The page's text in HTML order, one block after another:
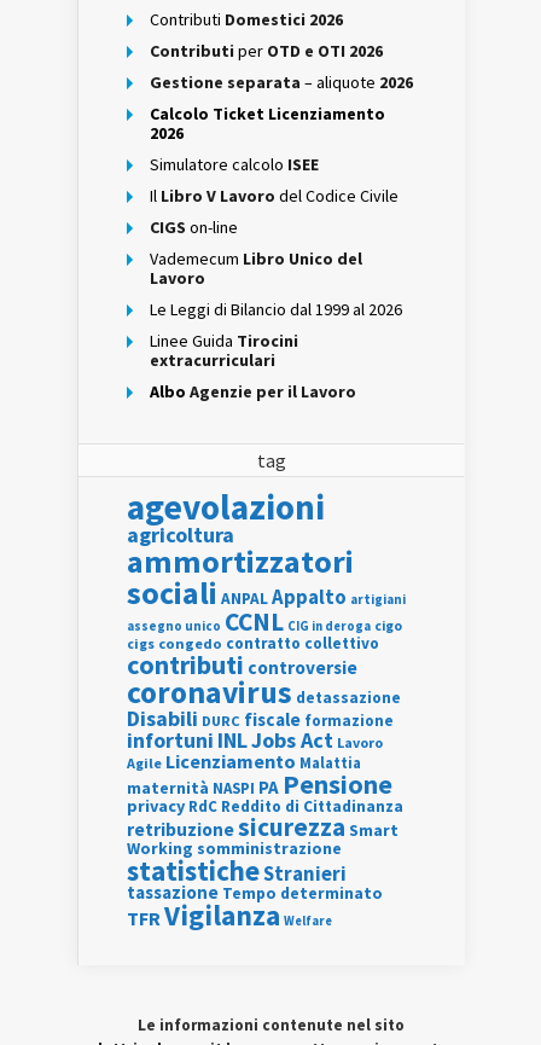
Contributi Domestici 2026
Contributi per OTD e OTI 2026
Gestione separata – aliquote 2026
Calcolo Ticket Licenziamento
2026
Simulatore calcolo ISEE
Il Libro V Lavoro del Codice Civile
CIGS on-line
Vademecum Libro Unico del
Lavoro
Le Leggi di Bilancio dal 1999 al 2026
Linee Guida Tirocini
extracurriculari
Albo Agenzie per il Lavoro
tag
agevolazioni
agricoltura
ammortizzatori
sociali ANPALAppalto artigiani
assegno unico CCNL CIG in deroga cigo
cigs congedo contratto collettivo
contributi controversie
coronavirus detassazione
Disabili DURC fiscale formazione
infortuni INLJobs Act Lavoro
Agile Licenziamento Malattia
maternità NASPI PA Pensione
privacy RdC Reddito di Cittadinanza
retribuzionesicurezza Smart
Working somministrazione
statisticheStranieri
tassazione Tempo determinato
TFRVigilanza Welfare
Le informazioni contenute nel sito